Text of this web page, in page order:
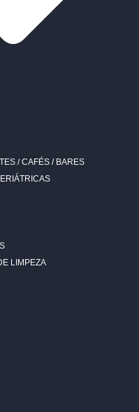
/ CAFÉS / BARES
LIMPEZA